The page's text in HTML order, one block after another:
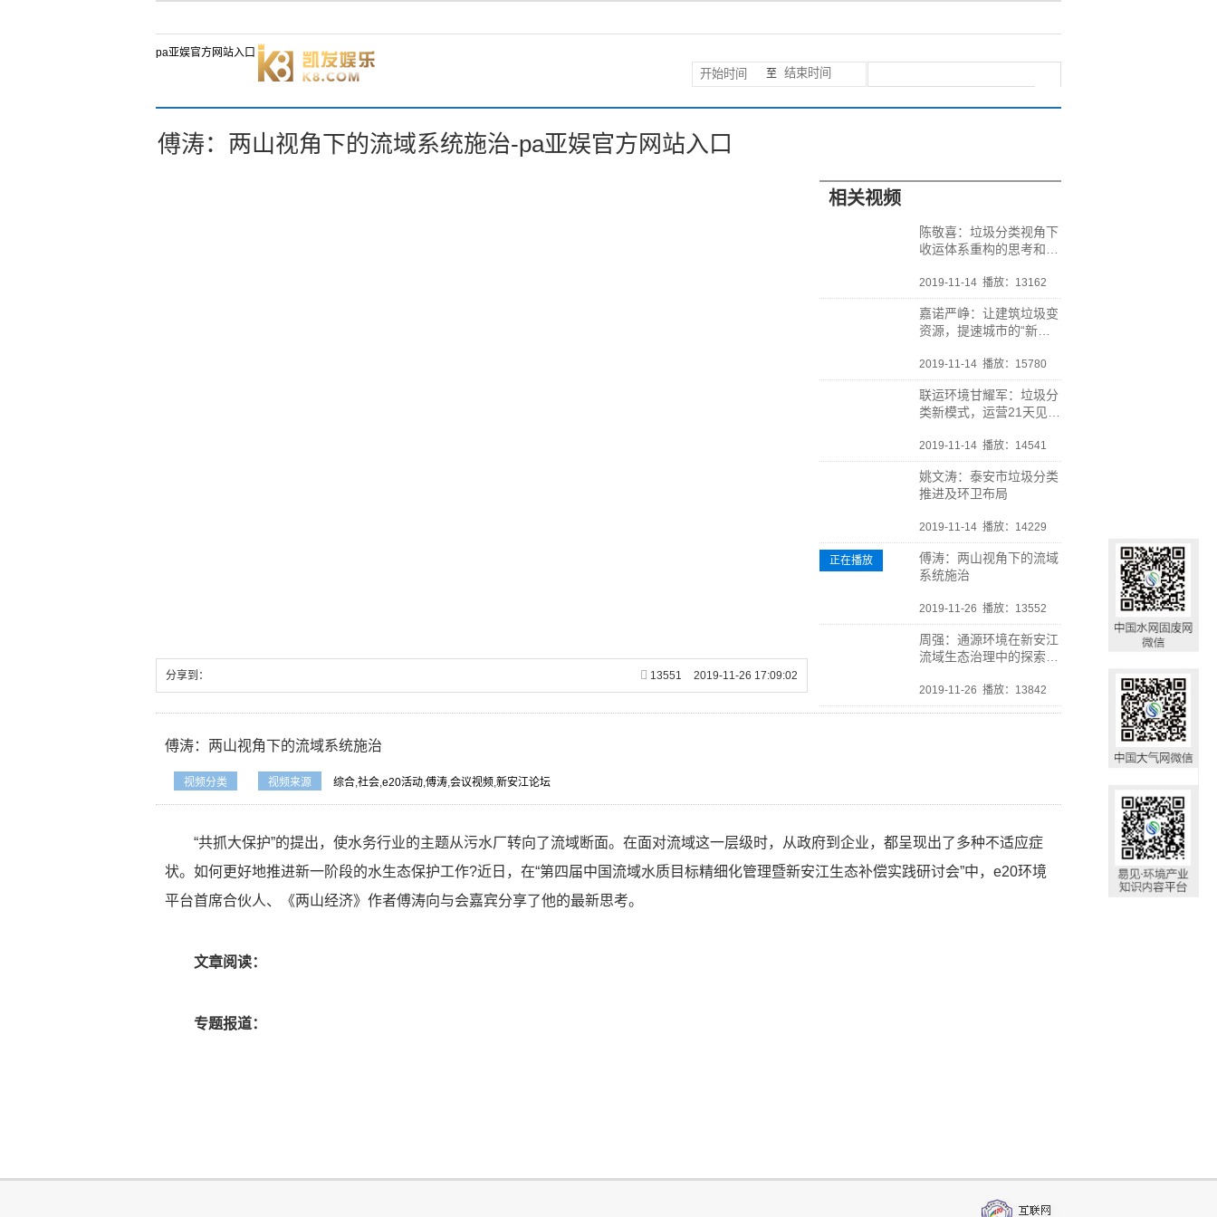
pa亚娱官方网站入口
至
傅涛：两山视角下的流域系统施治-pa亚娱官方网站入口
分享到： 13551 2019-11-26 17:09:02
相关视频
陈敬喜：垃圾分类视角下
收运体系重构的思考和探
2019-11-14 播放：13162
嘉诺严峥：让建筑垃圾变
资源，提速城市的“新陈
2019-11-14 播放：15780
联运环境甘耀军：垃圾分
类新模式，运营21天见真
2019-11-14 播放：14541
姚文涛：泰安市垃圾分类
推进及环卫布局
2019-11-14 播放：14229
傅涛：两山视角下的流域
系统施治
2019-11-26 播放：13552
正在播放
周强：通源环境在新安江
流域生态治理中的探索与
2019-11-26 播放：13842
傅涛：两山视角下的流域系统施治
视频分类 视频来源 综合,社会,e20活动,傅涛,会议视频,新安江论坛
“共抓大保护”的提出，使水务行业的主题从污水厂转向了流域断面。在面对流域这一层级时，从政府到企业，都呈现出了多种不适应症
状。如何更好地推进新一阶段的水生态保护工作?近日，在“第四届中国流域水质目标精细化管理暨新安江生态补偿实践研讨会”中，e20环境
平台首席合伙人、《两山经济》作者傅涛向与会嘉宾分享了他的最新思考。
文章阅读：
专题报道：